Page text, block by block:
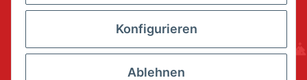
* Alle Preise inkl. gesetzlicher USt., zzgl.
Konfigurieren
Ablehnen